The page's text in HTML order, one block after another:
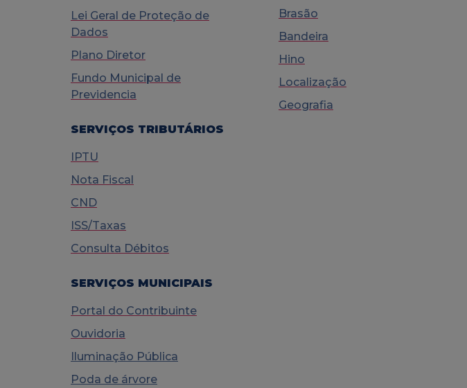
Lei Geral de Proteção de
Dados
Plano Diretor
Fundo Municipal de
Previdencia
SERVIÇOS TRIBUTÁRIOS
IPTU
Nota Fiscal
CND
ISS/Taxas
Consulta Débitos
SERVIÇOS MUNICIPAIS
Portal do Contribuinte
Ouvidoria
Iluminação Pública
Poda de árvore
Brasão
Bandeira
Hino
Localização
Geografia